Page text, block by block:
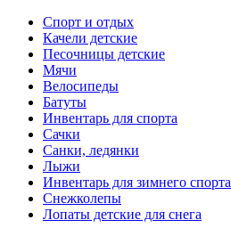
Спорт и отдых
Качели детские
Песочницы детские
Мячи
Велосипеды
Батуты
Инвентарь для спорта
Сачки
Санки, ледянки
Лыжи
Инвентарь для зимнего спорта
Снежколепы
Лопаты детские для снега